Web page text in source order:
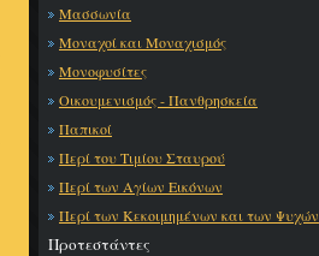
Μασσωνία
Μοναχοί και Μοναχισμός
Μονοφυσίτες
Οικουμενισμός - Πανθρησκεία
Παπικοί
Περί του Τιμίου Σταυρού
Περί των Αγίων Εικόνων
Περί των Κεκοιμημένων και των Ψυχών
Προτεστάντες